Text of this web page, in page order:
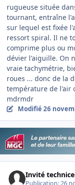
rugueuse située
tournant, entraîne
sur lequel est fixée
ressort spiral. Il ne
comprime plus ou
dévier l'aiguille. On
vraie tachymétrie,
roues ... donc de la
température de l'air
mdrmdr
Modifié26
Invité